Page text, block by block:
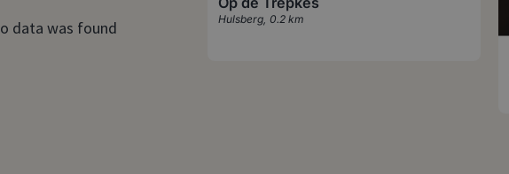
data was found Hulsberg 0.2 km